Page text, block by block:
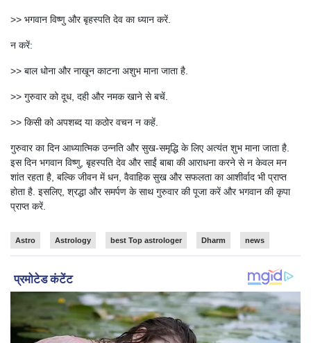
>> भगवान विष्णु और बृहस्पति देव का ध्यान करें.
न करें:
>> बाल धोना और नाखून काटना अशुभ माना जाता है.
>> गुरुवार को दूध, दही और नमक खाने से बचें.
>> किसी को अपशब्द या कठोर वचन न कहें.
गुरुवार का दिन आध्यात्मिक उन्नति और सुख-समृद्धि के लिए अत्यंत शुभ माना जाता है.
इस दिन भगवान विष्णु, बृहस्पति देव और साईं बाबा की आराधना करने से न केवल मन
शांत रहता है, बल्कि जीवन में धन, वैवाहिक सुख और सफलता का आशीर्वाद भी प्राप्त
होता है. इसलिए, श्रद्धा और समर्पण के साथ गुरुवार की पूजा करें और भगवान की कृपा
प्राप्त करें.
Astro Astrology best Top astrologer Dharm news